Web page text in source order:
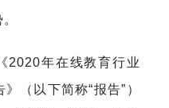
2020年在线教育行业
（以下简称“报告”）